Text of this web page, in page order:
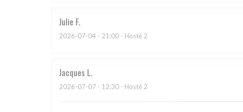
Julie F
2026-07-04 - 21:00 - Hosté 2
Jacques L
2026-07-07 - 12:30 - Hosté 2